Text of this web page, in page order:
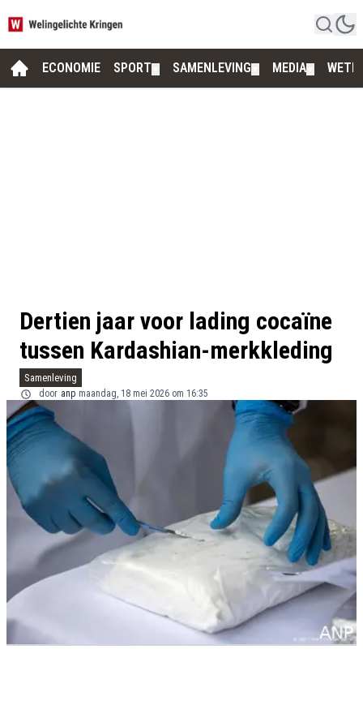
ECONOMIE SPORT SAMENLEVING MEDIA
Dertien jaar voor lading cocaïne
tussen Kardashian-merkkleding
Samenleving
door anp maandag, 18 mei 2026 om 16:35